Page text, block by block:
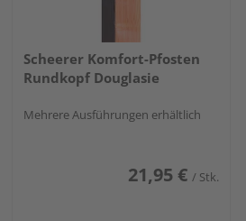
Scheerer Komfort-Pfosten
Rundkopf Douglasie
Mehrere Ausführungen erhältlich
21,95 € / Stk.